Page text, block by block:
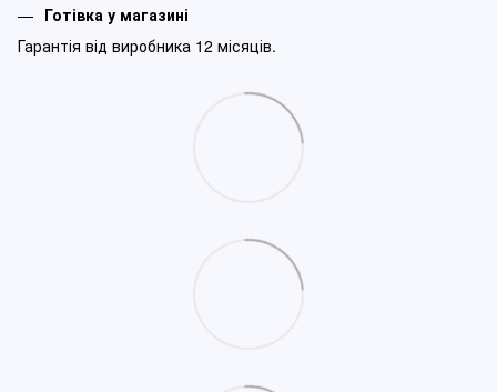
Готівка у магазині
Гарантія від виробника 12 місяців.